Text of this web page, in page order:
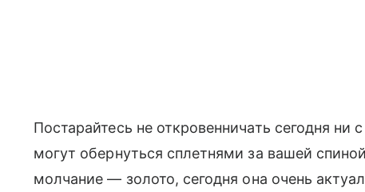
Постарайтесь не откровенничать сегодня
могут обернуться сплетнями за вашей
молчание — золото, сегодня она очень